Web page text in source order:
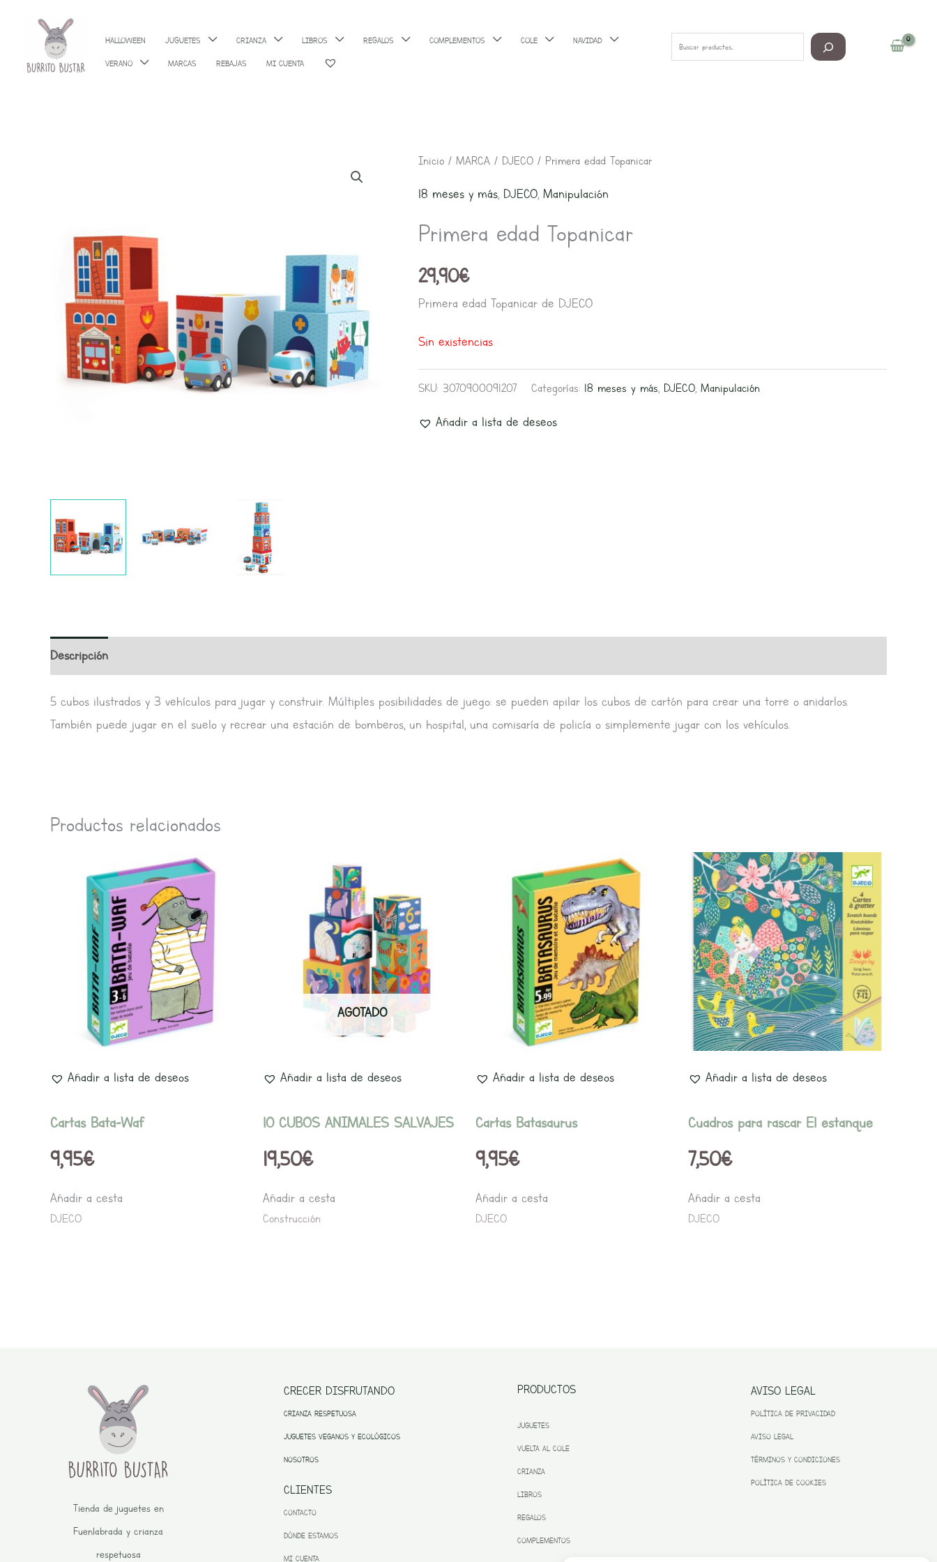
contenido
HALLOWEEN JUGUETES CRIANZA LIBROS REGALOS COMPLEMENTOS COLE NAVIDAD
VERANO MARCAS REBAJAS MI CUENTA
Inicio / MARCA / DJECO / Primera edad Topanicar
18 meses y más, DJECO, Manipulación
Primera edad Topanicar
29,90€
Primera edad Topanicar de DJECO
Sin existencias
SKU: 3070900091207 Categorías: 18 meses y más, DJECO, Manipulación
Añadir a lista de deseos
Descripción
5 cubos ilustrados y 3 vehículos para jugar y construir. Múltiples posibilidades de juego: se pueden apilar los cubos de cartón para crear una torre o anidarlos.
También puede jugar en el suelo y recrear una estación de bomberos, un hospital, una comisaría de policía o simplemente jugar con los vehículos.
Productos relacionados
Añadir a lista de deseos
Cartas Bata-Waf
9,95€
Añadir a cesta
DJECO
AGOTADO
Añadir a lista de deseos
10 CUBOS ANIMALES SALVAJES
19,50€
Añadir a cesta
Construcción
Añadir a lista de deseos
Cartas Batasaurus
9,95€
Añadir a cesta
DJECO
Añadir a lista de deseos
Cuadros para rascar El estanque
7,50€
Añadir a cesta
DJECO
Tienda de juguetes en
Fuenlabrada y crianza
respetuosa
CRECER DISFRUTANDO
CRIANZA RESPETUOSA
JUGUETES VEGANOS Y ECOLÓGICOS
NOSOTROS
CLIENTES
CONTACTO
DÓNDE ESTAMOS
MI CUENTA
PRODUCTOS
JUGUETES
VUELTA AL COLE
CRIANZA
LIBROS
REGALOS
COMPLEMENTOS
AVISO LEGAL
POLÍTICA DE PRIVACIDAD
AVISO LEGAL
TÉRMINOS Y CONDICIONES
POLÍTICA DE COOKIES